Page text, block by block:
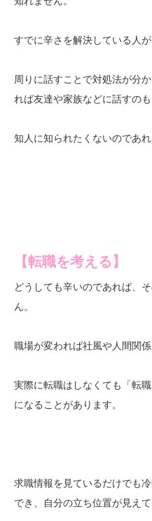
すでに辛さを解決している人が
周りに話すことで対処法が分
れば友達や家族などに話すのも
知人に知られたくないのであ
【転職を考える】
どうしても辛いのであれば、
ん。
職場が変われば社風や人間関
実際に転職はしなくても「転
になることがあります。
求職情報を見ているだけでも
でき、自分の立ち位置が見え